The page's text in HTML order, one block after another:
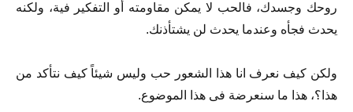
روحك وجسدك، فالحب لا يمكن مقاومته أو التفكير فية، ولكنه
يحدث فجأه وعندما يحدث لن يشتأذنك.
ولكن كيف نعرف انا هذا الشعور حب وليس شيئاً كيف نتأكد من
هذا؟، هذا ما سنعرضة فى هذا الموضوع.